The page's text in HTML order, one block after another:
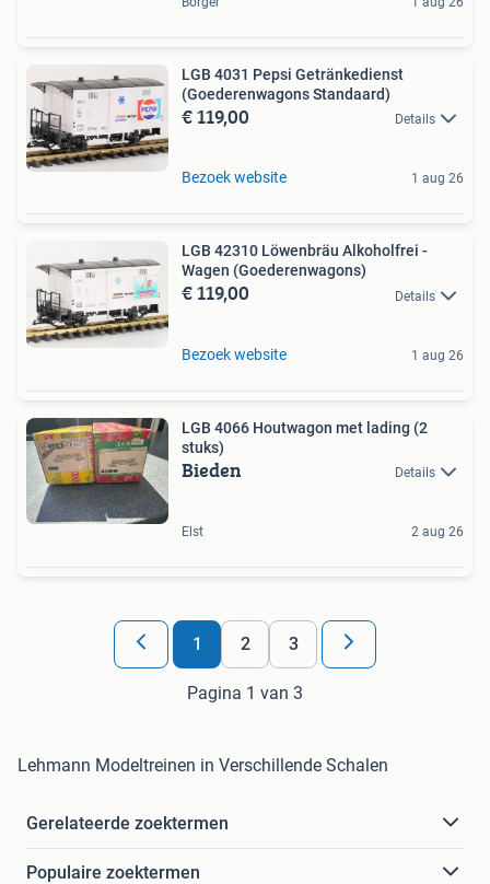
LGB 4031 Pepsi Getränkedienst
(Goederenwagons Standaard)
€ 119,00 Details
Bezoek website 1 aug 26
LGB 42310 Löwenbräu Alkoholfrei -
Wagen (Goederenwagons)
€ 119,00 Details
Bezoek website 1 aug 26
LGB 4066 Houtwagon met lading (2
stuks)
Bieden Details
Elst 2 aug 26
1 2 3
Pagina 1 van 3
Lehmann Modeltreinen in Verschillende Schalen
Gerelateerde zoektermen
Populaire zoektermen